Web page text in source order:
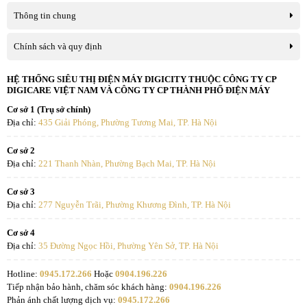
phép người dùng dễ dàng theo dõi quá trình làm nóng
được thiết kế trực quan, dễ thao tác ngay cả với người lớn
II. Tính năng nổi bật của
lạnhAtlantic SWH 20H M-6 AMI SLIM
Công nghệ Enamel Titanium bảo vệ ruột bình, chống ăn
mòn vượt trội.
Thiết kế Slim mỏng nhẹ, lắp đặt ngang tiết kiệm diện tích.
Thông tin chung
Chính sách và quy định
HỆ THỐNG SIÊU THỊ ĐIỆN MÁY DIGICITY THUỘC CÔNG TY CP
DIGICARE VIỆT NAM VÀ CÔNG TY CP THÀNH PHỐ ĐIỆN MÁY
Cơ sở 1 (Trụ sở chính)
Địa chỉ: 435 Giải Phóng, Phường Tương Mai, TP. Hà Nội
Cơ sở 2
Địa chỉ: 221 Thanh Nhàn, Phường Bạch Mai, TP. Hà Nội
Cơ sở 3
Địa chỉ: 277 Nguyễn Trãi, Phường Khương Đình, TP. Hà Nội
Cơ sở 4
Địa chỉ: 35 Đường Ngọc Hồi, Phường Yên Sở, TP. Hà Nội
Hotline: 0945.172.266 Hoặc 0904.196.226
Tiếp nhận bảo hành, chăm sóc khách hàng: 0904.196.226
Phản ánh chất lượng dịch vụ: 0945.172.266